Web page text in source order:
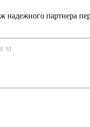
надежного партнера